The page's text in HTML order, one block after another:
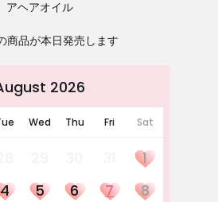
アヘアオイル
商品が本日発売します
2026
Wed Thu Fri Sat
1
4 5 6 7
8